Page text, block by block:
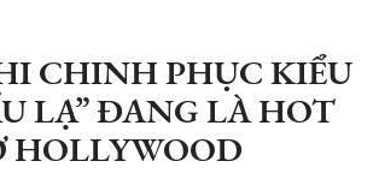
CHINH PHỤC KIỂU
LẠ” ĐANG LÀ HOT
HOLLYWOOD